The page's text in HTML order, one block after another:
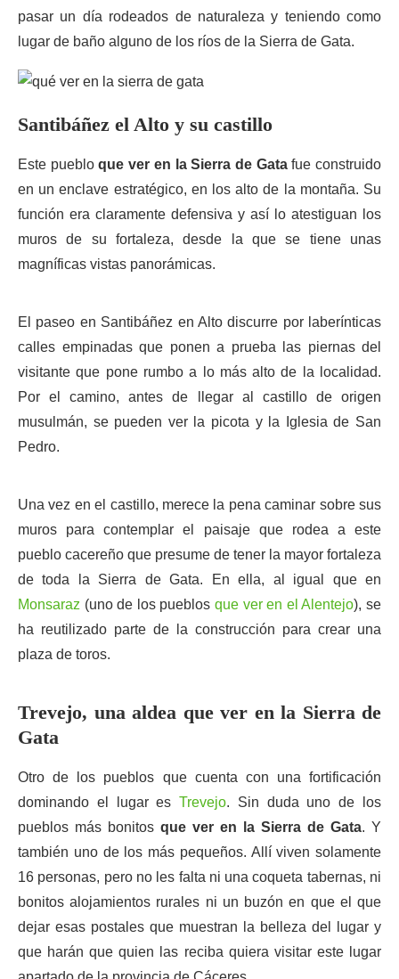
pasar un día rodeados de naturaleza y teniendo como
lugar de baño alguno de los ríos de la Sierra de Gata.
Santibáñez el Alto y su castillo
Este puebloque ver en la Sierra de Gatafue construido
en un enclave estratégico, en los alto de la montaña. Su
función era claramente defensiva y así lo atestiguan los
muros de su fortaleza, desde la que se tiene unas
magníficas vistas panorámicas.
El paseo en Santibáñez en Alto discurre por laberínticas
calles empinadas que ponen a prueba las piernas del
visitante que pone rumbo a lo más alto de la localidad.
Por el camino, antes de llegar al castillo de origen
musulmán, se pueden ver la picota y la Iglesia de San
Pedro.
Una vez en el castillo, merece la pena caminar sobre sus
muros para contemplar el paisaje que rodea a este
pueblo cacereño que presume de tener la mayor fortaleza
de toda la Sierra de Gata. En ella, al igual que en
Monsaraz (uno de los pueblos que ver en el Alentejo), se
ha reutilizado parte de la construcción para crear una
plaza de toros.
Trevejo, una aldea que ver en la Sierra de
Gata
Otro de los pueblos que cuenta con una fortificación
dominando el lugar esTrevejo. Sin duda uno de los
pueblos más bonitos que ver en la Sierra de Gata. Y
también uno de los más pequeños. Allí viven solamente
16 personas, pero no les falta ni una coqueta tabernas, ni
bonitos alojamientos rurales ni un buzón en que el que
dejar esas postales que muestran la belleza del lugar y
que harán que quien las reciba quiera visitar este lugar